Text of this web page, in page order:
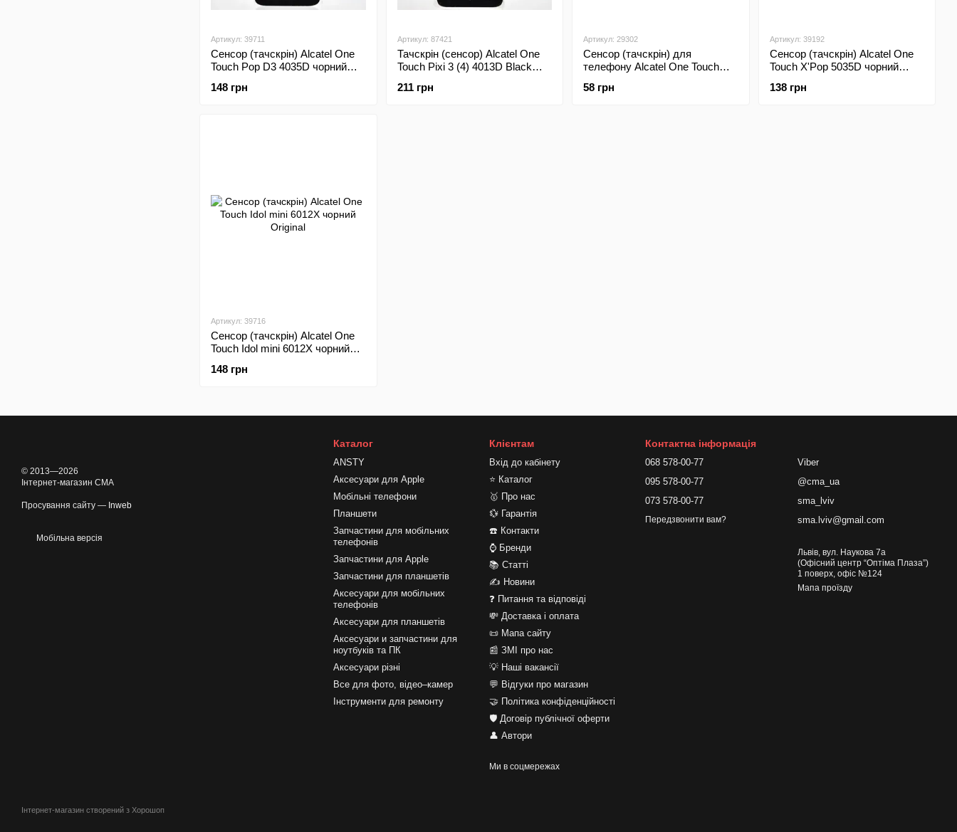
Артикул: 39711
Сенсор (тачскрін) Alcatel One
Touch Pop D3 4035D чорний
148 грн
Артикул: 87421
Тачскрін (сенсор) Alcatel One
Touch Pixi 3 (4) 4013D Black
211 грн
Артикул: 29302
Сенсор (тачскрін) для
телефону Alcatel One Touch
58 грн
Артикул: 39192
Сенсор (тачскрін) Alcatel One
Touch X'Pop 5035D чорний
138 грн
Артикул: 39716
Сенсор (тачскрін) Alcatel One
Touch Idol mini 6012X чорний
148 грн
© 2013—2026
Інтернет-магазин CMA
Просування сайту — Inweb
Мобільна версія
Інтернет-магазин створений з Хорошоп
Каталог
ANSTY
Аксесуари для Apple
Мобільні телефони
Планшети
Запчастини для мобільних
телефонів
Запчастини для Apple
Запчастини для планшетів
Аксесуари для мобільних
телефонів
Аксесуари для планшетів
Аксесуари и запчастини для
ноутбуків та ПК
Аксесуари різні
Все для фото, відео–камер
Інструменти для ремонту
Клієнтам
Вхід до кабінету
⭐ Каталог
🥇 Про нас
💱 Гарантія
☎️ Контакти
⌚ Бренди
📚 Статті
✍ Новини
❓ Питання та відповіді
💸 Доставка і оплата
📜 Мапа сайту
📰 ЗМІ про нас
💡 Наші вакансії
💬 Відгуки про магазин
🤝 Політика конфіденційності
🛡️ Договір публічної оферти
👤 Автори
Ми в соцмережах
Контактна інформація
068 578-00-77
095 578-00-77
073 578-00-77
Передзвонити вам?
Viber
@cma_ua
sma_lviv
sma.lviv@gmail.com
Львів, вул. Наукова 7а
(Офісний центр “Оптіма Плаза”)
1 поверх, офіс №124
Мапа проїзду